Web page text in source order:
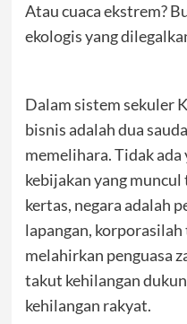
Atau cuaca ekstrem?
ekologis yang
Dalam sistem sekuler
bisnis adalah dua
memelihara. Tidak ada
kebijakan yang
kertas, negara adalah
lapangan,
melahirkan penguasa
takut kehilangan
kehilangan rakyat.